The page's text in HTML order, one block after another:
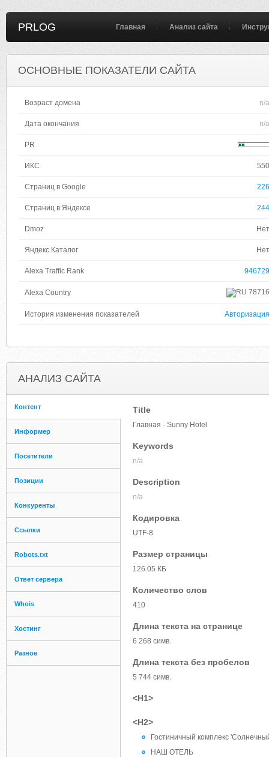
PRLOG Главная Анализ сайта
ОСНОВНЫЕ ПОКАЗАТЕЛИ САЙТА
Возраст домена n/a
Дата окончания n/a
PR
ИКС 550
Страниц в Google 226
Страниц в Яндексе 244
Dmoz Нет
Яндекс Каталог Нет
Alexa Traffic Rank 946729
Alexa Country 78716
История изменения показателей Авторизация
АНАЛИЗ САЙТА
Контент
Информер
Посетители
Позиции
Конкуренты
Ссылки
Robots.txt
Ответ сервера
Whois
Хостинг
Разное
Title
Главная - Sunny Hotel
Keywords
n/a
Description
n/a
Кодировка
UTF-8
Размер страницы
126.05 КБ
Количество слов
410
Длина текста на странице
6 268 симв.
Длина текста без пробелов
5 744 симв.
<H1>
<H2>
Гостиничный комплекс
НАШ ОТЕЛЬ